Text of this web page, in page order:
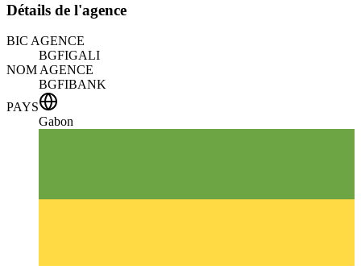
Détails de l'agence
BIC AGENCE
BGFIGALI
NOM AGENCE
BGFIBANK
PAYS
Gabon